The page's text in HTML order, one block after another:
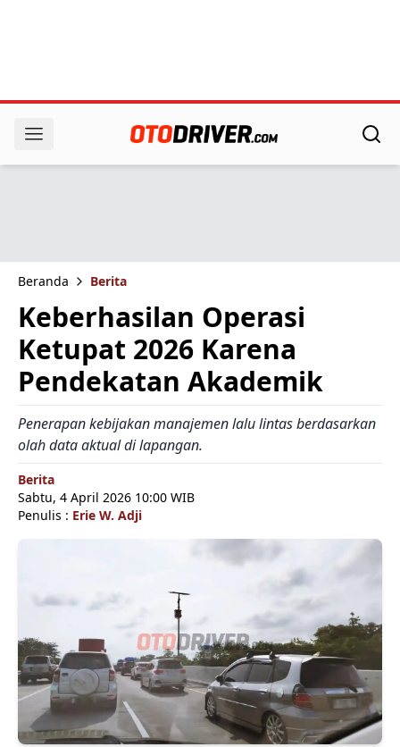
Beranda Berita
Keberhasilan Operasi
Ketupat 2026 Karena
Pendekatan Akademik
Penerapan kebijakan manajemen lalu lintas berdasarkan
olah data aktual di lapangan.
Berita
Sabtu, 4 April 2026 10:00 WIB
Penulis : Erie W. Adji